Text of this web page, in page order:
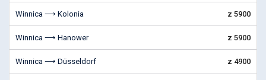
Winnica ⟶ Kolonia z 5900
Winnica ⟶ Hanower z 5900
Winnica ⟶ Düsseldorf z 4900